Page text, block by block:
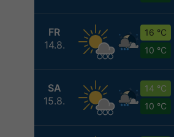
FR
14.8.
16 °C
10 °C
SA
15.8.
14 °C
10 °C